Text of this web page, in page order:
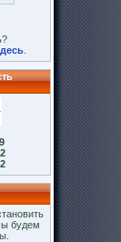
будем